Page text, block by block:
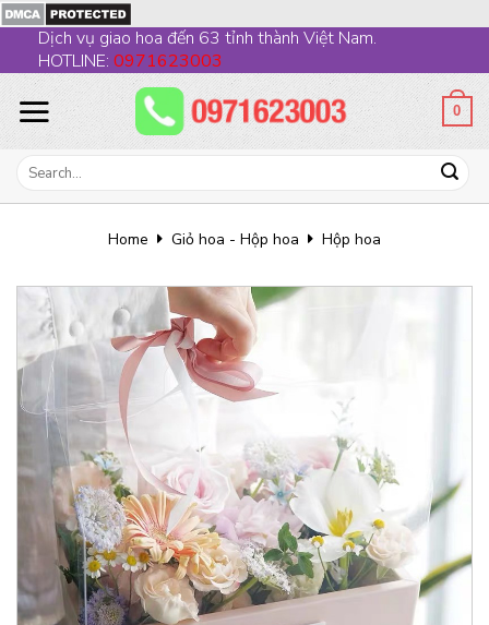
to
content
Dịch vụ giao hoa đến 63 tỉnh thành Việt Nam.
HOTLINE: 0971623003
0
Search
Home Giỏ hoa - Hộp hoa Hộp hoa